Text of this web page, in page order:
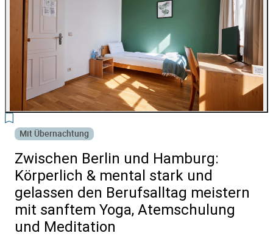
Mit Übernachtung
Zwischen Berlin und Hamburg:
Körperlich & mental stark und
gelassen den Berufsalltag meistern
mit sanftem Yoga, Atemschulung
und Meditation